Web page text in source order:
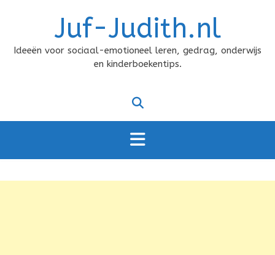
Juf-Judith.nl
Ideeën voor sociaal-emotioneel leren, gedrag, onderwijs
en kinderboekentips.